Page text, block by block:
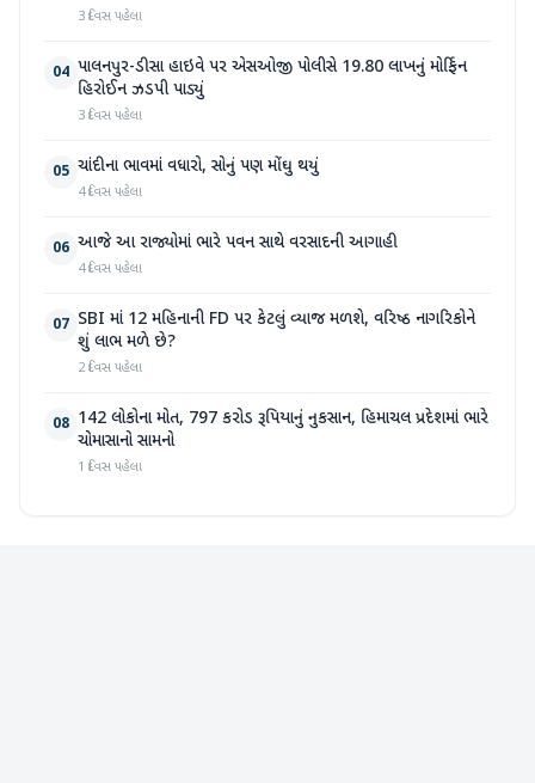
3 દિવસ પહેલા
04 પાલનપુર-ડીસા હાઇવે પર એસઓજી પોલીસે 19.80 લાખનું મોર્ફિન
હિરોઈન ઝડપી પાડ્યું
3 દિવસ પહેલા
05 ચાંદીના ભાવમાં વધારો, સોનું પણ મોંઘુ થયું
4 દિવસ પહેલા
06 આજે આ રાજ્યોમાં ભારે પવન સાથે વરસાદની આગાહી
4 દિવસ પહેલા
07 SBI માં 12 મહિનાની FD પર કેટલું વ્યાજ મળશે, વરિષ્ઠ નાગરિકોને
શું લાભ મળે છે?
2 દિવસ પહેલા
08 142 લોકોના મોત, 797 કરોડ રૂપિયાનું નુકસાન, હિમાચલ પ્રદેશમાં ભારે
ચોમાસાનો સામનો
1 દિવસ પહેલા